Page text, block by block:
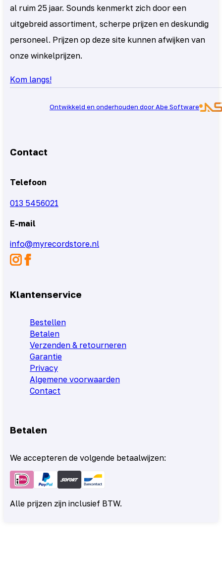
al ruim 25 jaar. Sounds kenmerkt zich door een
uitgebreid assortiment, scherpe prijzen en deskundig
personeel. Prijzen op deze site kunnen afwijken van
onze winkelprijzen.
Kom langs!
Ontwikkeld en onderhouden door Abe Software
Contact
Telefoon
013 5456021
E-mail
info@myrecordstore.nl
Klantenservice
Bestellen
Betalen
Verzenden & retourneren
Garantie
Privacy
Algemene voorwaarden
Contact
Betalen
We accepteren de volgende betaalwijzen:
Alle prijzen zijn inclusief BTW.